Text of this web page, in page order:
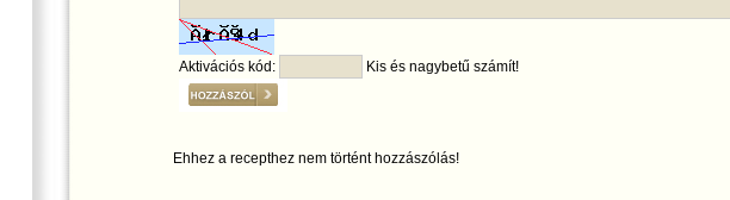
Aktivációs kód: Kis és nagybetű számít!
Ehhez a recepthez nem történt hozzászólás!